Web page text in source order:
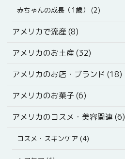
赤ちゃんの成長（1歳） (2)
アメリカで流産 (8)
アメリカのお土産 (32)
アメリカのお店・ブランド (18)
アメリカのお菓子 (6)
アメリカのコスメ・美容関連 (6)
コスメ・スキンケア (4)